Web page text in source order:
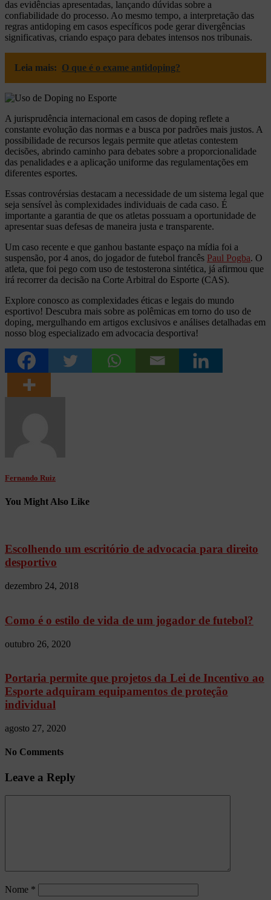
das evidências apresentadas, lançando dúvidas sobre a
confiabilidade do processo. Ao mesmo tempo, a interpretação das
regras antidoping em casos específicos pode gerar divergências
significativas, criando espaço para debates intensos nos tribunais.
Leia mais: O que é o exame antidoping?
A jurisprudência internacional em casos de doping reflete a
constante evolução das normas e a busca por padrões mais justos. A
possibilidade de recursos legais permite que atletas contestem
decisões, abrindo caminho para debates sobre a proporcionalidade
das penalidades e a aplicação uniforme das regulamentações em
diferentes esportes.
Essas controvérsias destacam a necessidade de um sistema legal que
seja sensível às complexidades individuais de cada caso. É
importante a garantia de que os atletas possuam a oportunidade de
apresentar suas defesas de maneira justa e transparente.
Um caso recente e que ganhou bastante espaço na mídia foi a
suspensão, por 4 anos, do jogador de futebol francês Paul Pogba. O
atleta, que foi pego com uso de testosterona sintética, já afirmou que
irá recorrer da decisão na Corte Arbitral do Esporte (CAS).
Explore conosco as complexidades éticas e legais do mundo
esportivo! Descubra mais sobre as polêmicas em torno do uso de
doping, mergulhando em artigos exclusivos e análises detalhadas em
nosso blog especializado em advocacia desportiva!
Fernando Ruiz
You Might Also Like
Escolhendo um escritório de advocacia para direito
desportivo
dezembro 24, 2018
Como é o estilo de vida de um jogador de futebol?
outubro 26, 2020
Portaria permite que projetos da Lei de Incentivo ao
Esporte adquiram equipamentos de proteção
individual
agosto 27, 2020
No Comments
Leave a Reply
Nome *